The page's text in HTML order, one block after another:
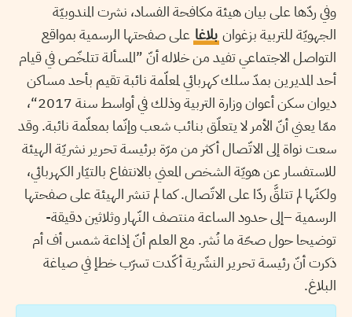
وفي ردّها على بيان هيئة مكافحة الفساد، نشرت المندوبيّة
الجهويّة للتربية بزغوان بلاغا على صفحتها الرسمية بمواقع
التواصل الاجتماعي تفيد من خلاله أنّ ”المسألة تتلخّص في قيام
أحد المديرين بمدّ سلك كهربائي لمعلّمة نائبة تقيم بأحد مساكن
ديوان سكن أعوان وزارة التربية وذلك في أواسط سنة 2017“،
ممّا يعني أنّ الأمر لا يتعلّق بنائب شعب وإنّما بمعلّمة نائبة. وقد
سعت نواة إلى الاتّصال أكثر من مرّة برئيسة تحرير نشريّة الهيئة
للاستفسار عن هويّة الشخص المعني بالانتفاع بالتيّار الكهربائي،
ولكنّها لم تتلقَّ ردّا على الاتّصال. كما لم تنشر الهيئة على صفحتها
الرسمية –إلى حدود الساعة منتصف النّهار وثلاثين دقيقة-
توضيحا حول صحّة ما نُشر. مع العلم أنّ إذاعة شمس أف أم
ذكرت أنّ رئيسة تحرير النشّرية أكّدت تسرّب خطإ في صياغة
البلاغ.